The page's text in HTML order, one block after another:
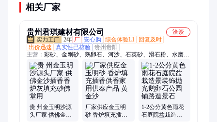
相关厂家
贵州君琪建材有限公司
洽谈
2年 厂 安心购 综合体验L1
回复及时
出价迅速
真实性已核验 贵州贵阳
主营： 彩砂、金刚砂、鹅卵石、河沙、石英砂、滑石粉、水磨
石、染色彩砂
贵 州金玉明沙源
头厂家 供佛金沙
厂家供应金玉明
砂 香炉填充插香
1-2公分黄色雨花
石庭院盆栽造景